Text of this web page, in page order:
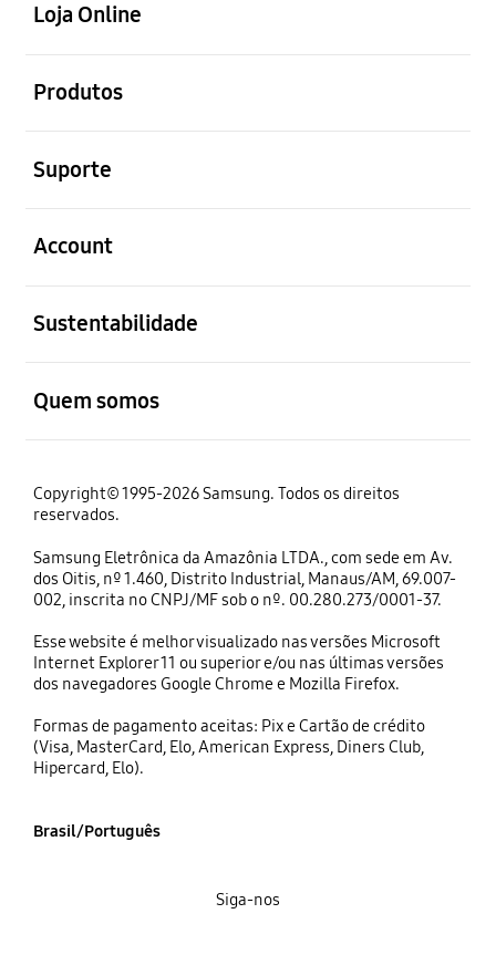
Loja Online
Produtos
Suporte
Account
Sustentabilidade
Quem somos
Copyright© 1995-2026 Samsung. Todos os direitos
reservados.
Samsung Eletrônica da Amazônia LTDA., com sede em Av.
dos Oitis, nº 1.460, Distrito Industrial, Manaus/AM, 69.007-
002, inscrita no CNPJ/MF sob o nº. 00.280.273/0001-37.
Esse website é melhor visualizado nas versões Microsoft
Internet Explorer 11 ou superior e/ou nas últimas versões
dos navegadores Google Chrome e Mozilla Firefox.
Formas de pagamento aceitas: Pix e Cartão de crédito
(Visa, MasterCard, Elo, American Express, Diners Club,
Hipercard, Elo).
Brasil/Português
Siga-nos